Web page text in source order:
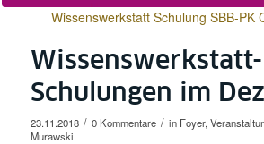
Wissenswerkstatt Schulung SBB-PK
Wissenswerkstatt-
Schulungen im
23.11.2018 / 0 Kommentare / in Foyer,
Murawski